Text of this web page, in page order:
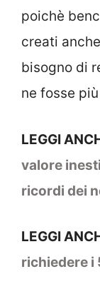
poichè
creati
bisogno di
ne fosse
LEGGI
valore
ricordi dei
LEGGI
richiedere i